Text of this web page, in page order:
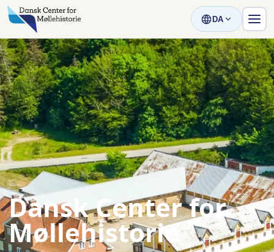
DA
Dansk Center for
Møllehistorie